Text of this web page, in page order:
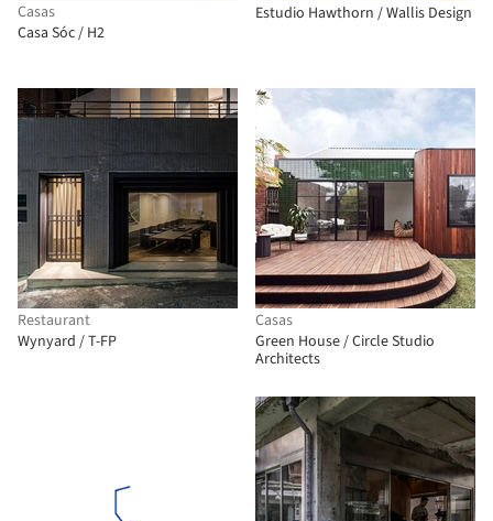
Casas
Casa Sóc / H2
Estudio Hawthorn / Wallis Design
Restaurant
Wynyard / T-FP
Casas
Green House / Circle Studio
Architects